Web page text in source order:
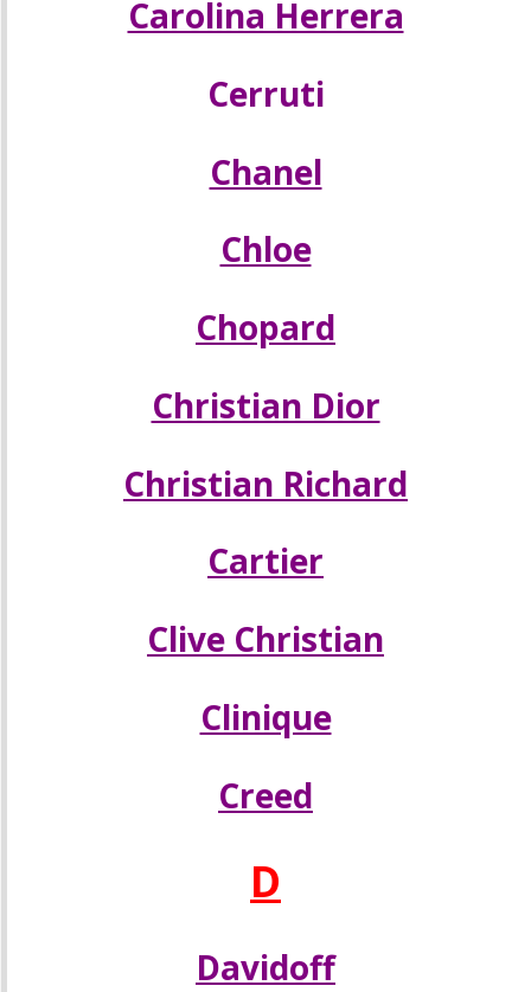
Carolina Herrera
Cerruti
Chanel
Chloe
Chopard
Christian Dior
Christian Richard
Cartier
Clive Christian
Clinique
Creed
D
Davidoff